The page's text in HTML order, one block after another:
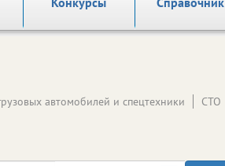
автомобилей и спецтехники СТО